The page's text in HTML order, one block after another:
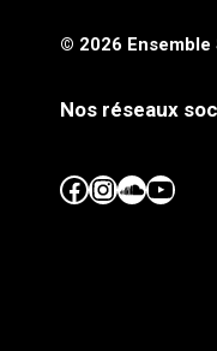
© 2026 Ensemble
Nos réseaux
Facebook
Instagram